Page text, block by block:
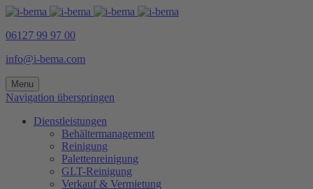
06127 99 97 00
info@i-bema.com
Menu
Navigation überspringen
Dienstleistungen
Behältermanagement
Reinigung
Palettenreinigung
GLT-Reinigung
Verkauf & Vermietung